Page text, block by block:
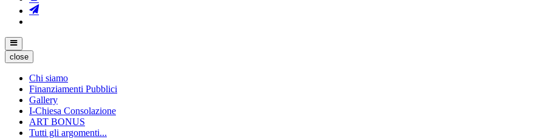
close
Chi siamo
Finanziamenti Pubblici
Gallery
I-Chiesa Consolazione
ART BONUS
Tutti gli argomenti...